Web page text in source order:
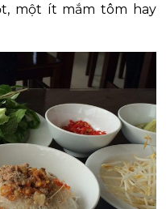
một ít mắm tôm hay